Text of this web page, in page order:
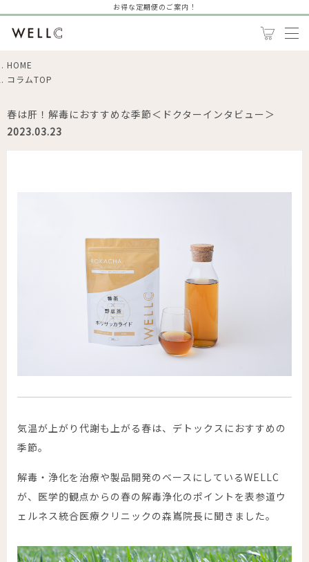
お得な定期便のご案内！
HOME
コラムTOP
春は肝！解毒におすすめな季節＜ドクターインタビュー＞
2023.03.23
気温が上がり代謝も上がる春は、デトックスにおすすめの
季節。
解毒・浄化を治療や製品開発のベースにしているWELLC
が、医学的観点からの春の解毒浄化のポイントを表参道ウ
ェルネス統合医療クリニック の森嶌院長に聞きました。